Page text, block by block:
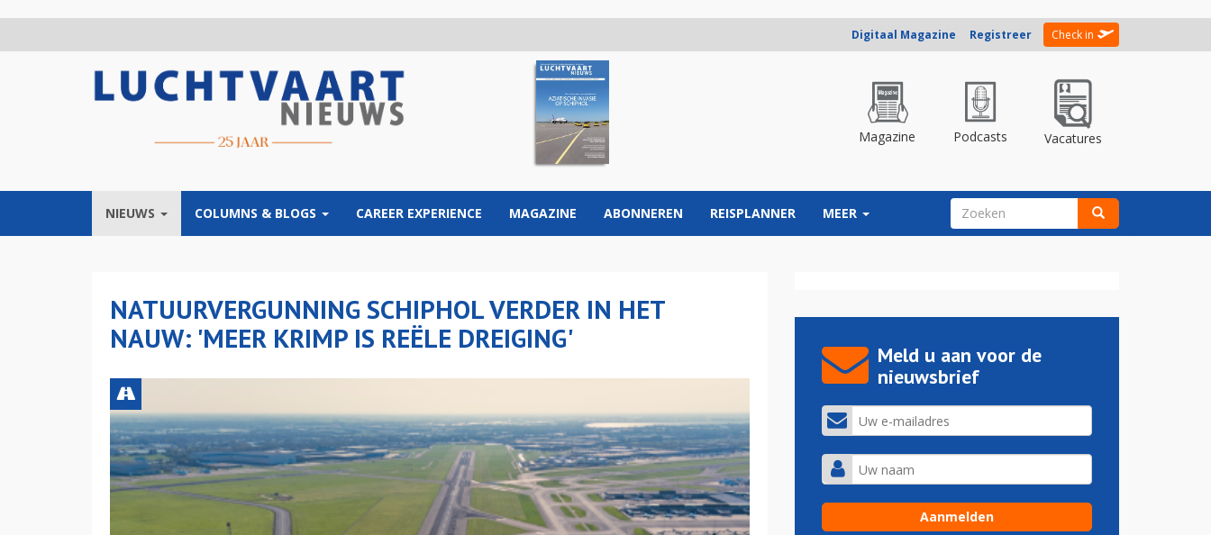
Digitaal Magazine Registreer Check in
Magazine Podcasts Vacatures
NIEUWS COLUMNS & BLOGS CAREER EXPERIENCE MAGAZINE ABONNEREN REISPLANNER MEER ZOEKVELD
NATUURVERGUNNING SCHIPHOL VERDER IN HET
NAUW: 'MEER KRIMP IS REËLE DREIGING'
Meld u aan voor de
nieuwsbrief